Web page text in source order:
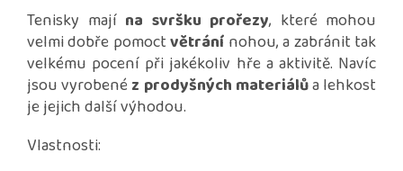
Tenisky mají na svršku prořezy, které mohou
velmi dobře pomoctvětrání nohou, a zabránit tak
velkému pocení při jakékoliv hře a aktivitě. Navíc
jsou vyrobené z prodyšných materiálůa lehkost
je jejich další výhodou.
Vlastnosti: